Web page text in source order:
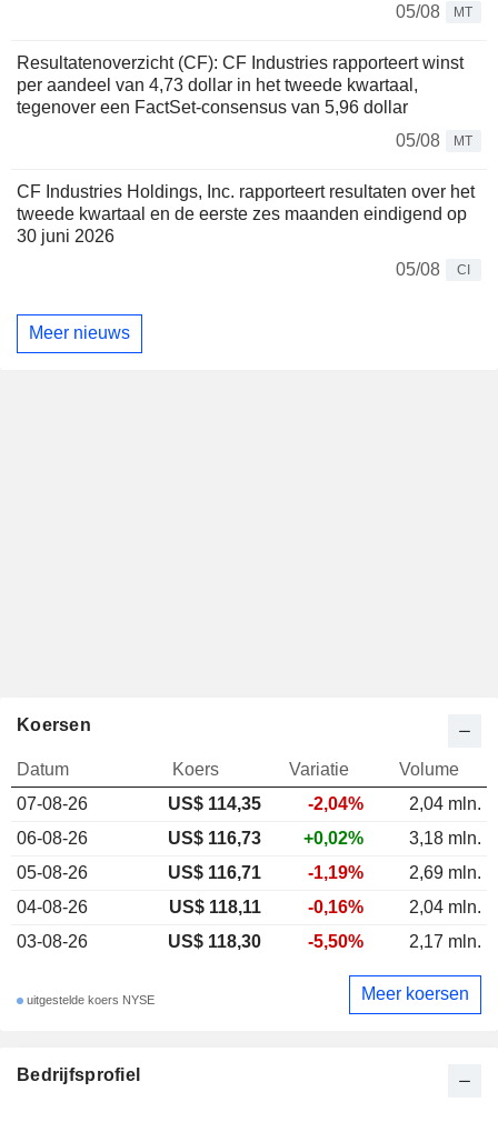
05/08
MT
Resultatenoverzicht (CF): CF Industries rapporteert winst
per aandeel van 4,73 dollar in het tweede kwartaal,
tegenover een FactSet-consensus van 5,96 dollar
05/08
MT
CF Industries Holdings, Inc. rapporteert resultaten over het
tweede kwartaal en de eerste zes maanden eindigend op
30 juni 2026
05/08
CI
Meer nieuws
Bedrijfsprofiel
Koersen
Datum Koers Variatie
Volume
07-08-26
US$ 114,35 -2,04%
2,04 mln.
06-08-26
US$ 116,73 +0,02%
3,18 mln.
05-08-26
US$ 116,71 -1,19%
2,69 mln.
04-08-26
US$ 118,11 -0,16%
2,04 mln.
03-08-26
US$ 118,30 -5,50% 2,17 mln.
uitgestelde koers NYSE Meer koersen